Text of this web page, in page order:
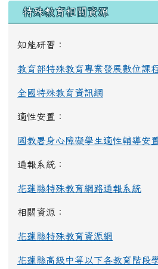
左邊區域內容
特殊教育相關資源
知能研習：
教育部特殊教育專業發展數位課
全國特殊教育資訊網
適性安置：
國教署身心障礙學生適性輔導安
通報系統：
花蓮縣特殊教育網路通報系統
相關資源：
花蓮縣特殊教育資源網
花蓮縣高級中等以下各教育階段